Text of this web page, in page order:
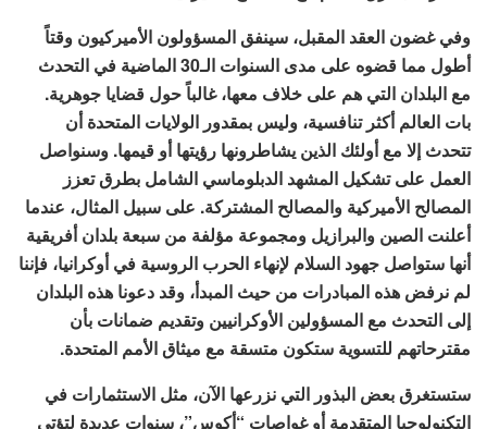
وفي غضون العقد المقبل، سينفق المسؤولون الأميركيون وقتاً
أطول مما قضوه على مدى السنوات الـ30 الماضية في التحدث
مع البلدان التي هم على خلاف معها، غالباً حول قضايا جوهرية.
بات العالم أكثر تنافسية، وليس بمقدور الولايات المتحدة أن
تتحدث إلا مع أولئك الذين يشاطرونها رؤيتها أو قيمها. وسنواصل
العمل على تشكيل المشهد الدبلوماسي الشامل بطرق تعزز
المصالح الأميركية والمصالح المشتركة. على سبيل المثال، عندما
أعلنت الصين والبرازيل ومجموعة مؤلفة من سبعة بلدان أفريقية
أنها ستواصل جهود السلام لإنهاء الحرب الروسية في أوكرانيا، فإننا
لم نرفض هذه المبادرات من حيث المبدأ، وقد دعونا هذه البلدان
إلى التحدث مع المسؤولين الأوكرانيين وتقديم ضمانات بأن
مقترحاتهم للتسوية ستكون متسقة مع ميثاق الأمم المتحدة.
ستستغرق بعض البذور التي نزرعها الآن، مثل الاستثمارات في
التكنولوجيا المتقدمة أو غواصات “أكوس”، سنوات عديدة لتؤتي